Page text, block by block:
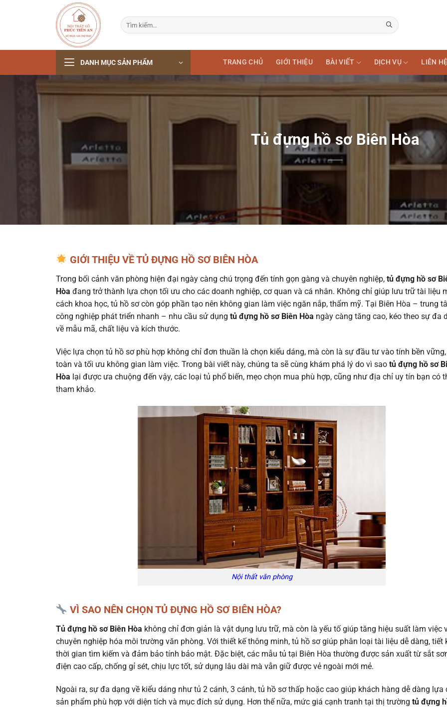
Tìm
kiếm:
DANH MỤC SẢN PHẨM TRANG CHỦ GIỚI THIỆU BÀI VIẾT DỊCH VỤ LIÊN HỆ
Tủ đựng hồ sơ Biên Hòa
GIỚI THIỆU VỀ TỦ ĐỰNG HỒ SƠ BIÊN HÒA
Trong bối cảnh văn phòng hiện đại ngày càng chú trọng đến tính gọn gàng và chuyên nghiệp, tủ đựng hồ sơ
Hòa đang trở thành lựa chọn tối ưu cho các doanh nghiệp, cơ quan và cá nhân. Không chỉ giúp lưu trữ tài liệu
cách khoa học, tủ hồ sơ còn góp phần tạo nên không gian làm việc ngăn nắp, thẩm mỹ. Tại Biên Hòa – trung
công nghiệp phát triển nhanh – nhu cầu sử dụng tủ đựng hồ sơ Biên Hòa ngày càng tăng cao, kéo theo sự đa
về mẫu mã, chất liệu và kích thước.
Việc lựa chọn tủ hồ sơ phù hợp không chỉ đơn thuần là chọn kiểu dáng, mà còn là sự đầu tư vào tính bền
toàn và tối ưu không gian làm việc. Trong bài viết này, chúng ta sẽ cùng khám phá lý do vì sao tủ đựng hồ sơ
Hòa lại được ưa chuộng đến vậy, các loại tủ phổ biến, mẹo chọn mua phù hợp, cũng như địa chỉ uy tín bạn có
tham khảo.
Nội thất văn phòng
VÌ SAO NÊN CHỌN TỦ ĐỰNG HỒ SƠ BIÊN HÒA?
Tủ đựng hồ sơ Biên Hòa không chỉ đơn giản là vật dụng lưu trữ, mà còn là yếu tố giúp tăng hiệu suất làm việc
chuyên nghiệp hóa môi trường văn phòng. Với thiết kế thông minh, tủ hồ sơ giúp phân loại tài liệu dễ dàng, tiết
thời gian tìm kiếm và đảm bảo tính bảo mật. Đặc biệt, các mẫu tủ tại Biên Hòa thường được sản xuất từ sắt
điện cao cấp, chống gỉ sét, chịu lực tốt, sử dụng lâu dài mà vẫn giữ được vẻ ngoài mới mẻ.
Ngoài ra, sự đa dạng về kiểu dáng như tủ 2 cánh, 3 cánh, tủ hồ sơ thấp hoặc cao giúp khách hàng dễ dàng lựa
sản phẩm phù hợp với diện tích và mục đích sử dụng. Hơn thế nữa, mức giá cạnh tranh tại thị trường tủ đựng